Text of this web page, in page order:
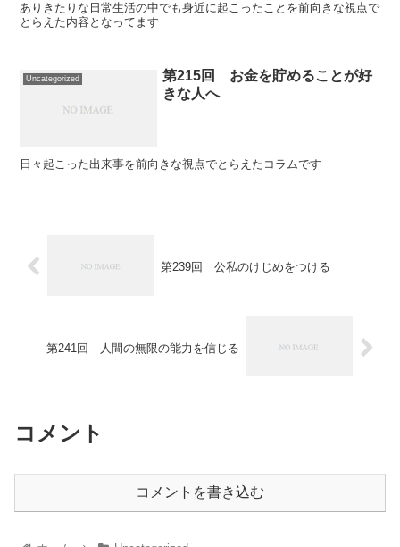
ありきたりな日常生活の中でも身近に起こったことを前向きな視点で
とらえた内容となってます
Uncategorized
第215回 お金を貯めることが好
きな人へ
日々起こった出来事を前向きな視点でとらえたコラムです
第239回 公私のけじめをつける
第241回 人間の無限の能力を信じる
コメント
コメントを書き込む